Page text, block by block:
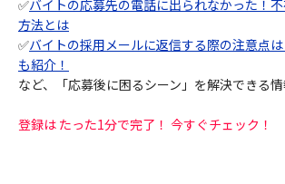
✅バイトの応募先の電話に出られなかった！
方法とは
✅バイトの採用メールに返信する際の注意点
も紹介！
など、「応募後に困るシーン」を解決できる情
登録は たった1分で完了！ 今すぐチェック！